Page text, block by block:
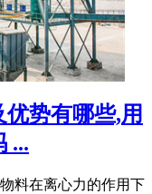
势有哪些,用
...
料在离心力的作用下